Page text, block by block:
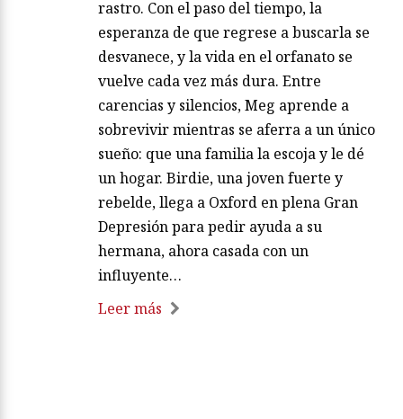
rastro. Con el paso del tiempo, la
esperanza de que regrese a buscarla se
desvanece, y la vida en el orfanato se
vuelve cada vez más dura. Entre
carencias y silencios, Meg aprende a
sobrevivir mientras se aferra a un único
sueño: que una familia la escoja y le dé
un hogar. Birdie, una joven fuerte y
rebelde, llega a Oxford en plena Gran
Depresión para pedir ayuda a su
hermana, ahora casada con un
influyente…
Leer más